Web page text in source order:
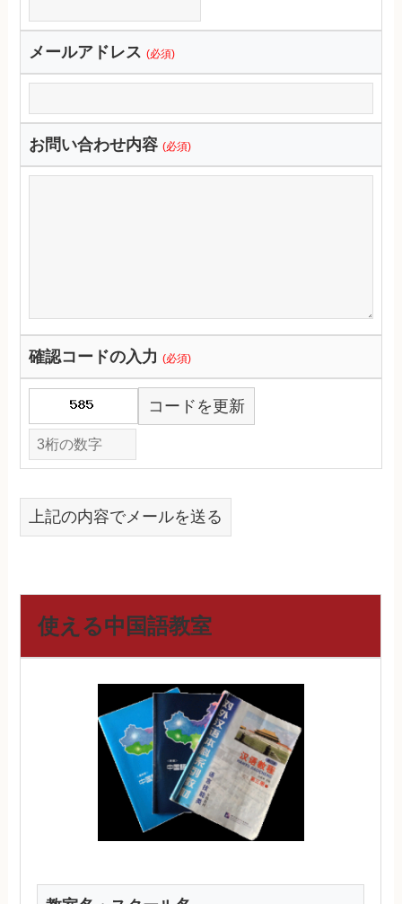
メールアドレス (必須)
お問い合わせ内容 (必須)
確認コードの入力(必須)
コードを更新
上記の内容でメールを送る
使える中国語教室